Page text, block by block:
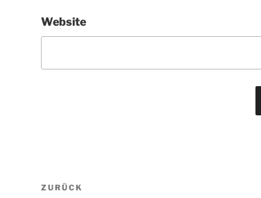
Website
Beitragsnavigation
Vorheriger
ZURÜCK